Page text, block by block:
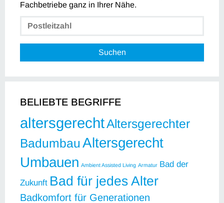
Fachbetriebe ganz in Ihrer Nähe.
Suchen
BELIEBTE BEGRIFFE
altersgerechtAltersgerechter
Badumbau Altersgerecht
Umbauen Ambient Assisted Living Armatur Bad der
Zukunft Bad für jedes Alter
Badkomfort für Generationen